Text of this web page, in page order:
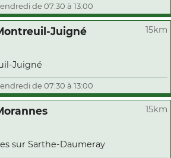
de 07:30 à 13:00
Juigné 15km
Juigné
de 07:30 à 13:00
15km
sur Sarthe-Daumeray